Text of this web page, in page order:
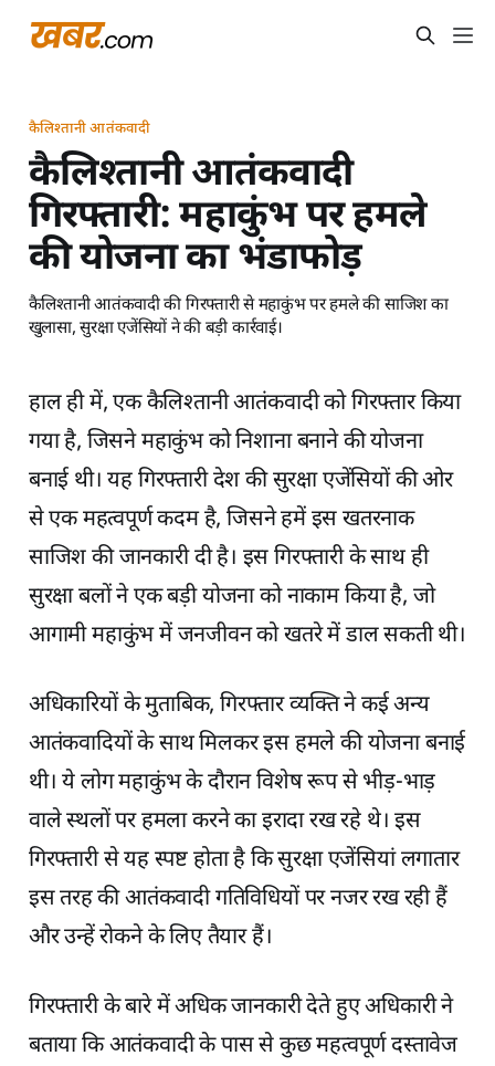
कैलिश्तानी आतंकवादी
कैलिश्तानी आतंकवादी
गिरफ्तारी: महाकुंभ पर हमले
की योजना का भंडाफोड़
कैलिश्तानी आतंकवादी की गिरफ्तारी से महाकुंभ पर हमले की साजिश का
खुलासा, सुरक्षा एजेंसियों ने की बड़ी कार्रवाई।
हाल ही में, एक कैलिश्तानी आतंकवादी को गिरफ्तार किया
गया है, जिसने महाकुंभ को निशाना बनाने की योजना
बनाई थी। यह गिरफ्तारी देश की सुरक्षा एजेंसियों की ओर
से एक महत्वपूर्ण कदम है, जिसने हमें इस खतरनाक
साजिश की जानकारी दी है। इस गिरफ्तारी के साथ ही
सुरक्षा बलों ने एक बड़ी योजना को नाकाम किया है, जो
आगामी महाकुंभ में जनजीवन को खतरे में डाल सकती थी।
अधिकारियों के मुताबिक, गिरफ्तार व्यक्ति ने कई अन्य
आतंकवादियों के साथ मिलकर इस हमले की योजना बनाई
थी। ये लोग महाकुंभ के दौरान विशेष रूप से भीड़-भाड़
वाले स्थलों पर हमला करने का इरादा रख रहे थे। इस
गिरफ्तारी से यह स्पष्ट होता है कि सुरक्षा एजेंसियां लगातार
इस तरह की आतंकवादी गतिविधियों पर नजर रख रही हैं
और उन्हें रोकने के लिए तैयार हैं।
गिरफ्तारी के बारे में अधिक जानकारी देते हुए अधिकारी ने
बताया कि आतंकवादी के पास से कुछ महत्वपूर्ण दस्तावेज